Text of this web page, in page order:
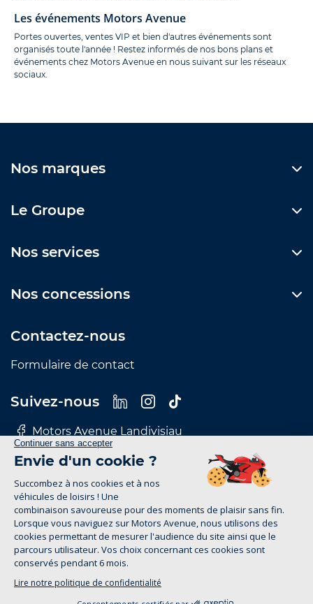
Les événements Motors Avenue
Portes ouvertes, ventes VIP et bien d'autres événements sont
organisés toute l'année ! Restez informés de nos bons plans et
événements chez Motors Avenue en nous suivant sur les réseaux
sociaux.
Nos marques
Le Groupe
Nos services
Nos concessions
Contactez-nous
Formulaire de contact
Suivez-nous
Motors Avenue Landivisiau
Motors Avenue Le Mans
Motors Avenue Rennes
Motors Avenue Tours